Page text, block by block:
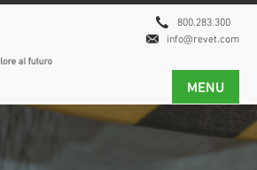
800.283.300
info@revet.com
MENU